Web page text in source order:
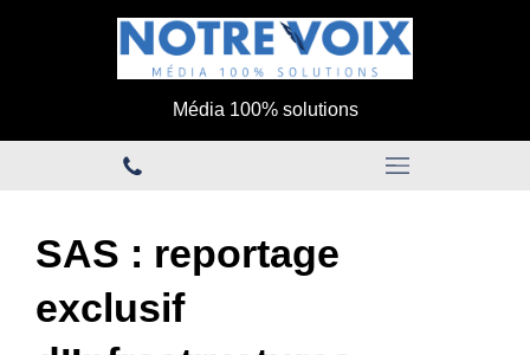
Média 100% solutions
SAS : reportage
exclusif